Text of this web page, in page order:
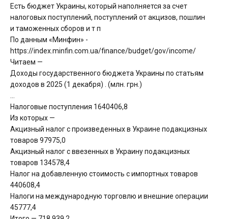
Есть бюджет Украины, который наполняется за счет
налоговых поступлений, поступлений от акцизов, пошлин
и таможенных сборов и т п
По данным «Минфин» -
https://index.minfin.com.ua/finance/budget/gov/income/
Читаем —
Доходы государственного бюджета Украины по статьям
доходов в 2025 (1 декабря) . (млн. грн.)
…
Налоговые поступления 1640406,8
Из которых —
Акцизный налог с произведенных в Украине подакцизных
товаров 97975,0
Акцизный налог с ввезенных в Украину подакцизных
товаров 134578,4
Налог на добавленную стоимость с импортных товаров
440608,4
Налоги на международную торговлю и внешние операции
45777,4